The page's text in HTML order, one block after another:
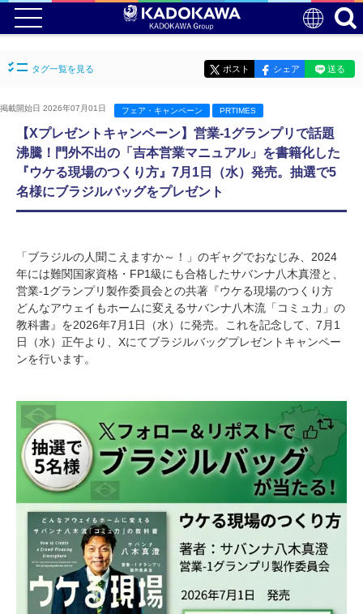
タグ一覧を見る ポスト シェア 送る
掲載開始日 2026年07月01日 フェア・キャンペーン PRTIMES
【Xプレゼントキャンペーン】営業-1グランプリで話題
沸騰！門外不出の「吉本営業マニュアル」を書籍化した
『ウケる現場のつくり方』7月1日（水）発売。抽選で5
名様にブラジルバッグをプレゼント
「ブラジルの人聞こえますか～！」のギャグでおなじみ、2024
年には難関国家資格・FP1級にも合格したサバンナ八木真澄と、
営業-1グランプリ製作委員会との共著『ウケる現場のつくり方
どんなアウェイもホームに変えるサバンナ八木流「コミュ力」の
教科書』を2026年7月1日（水）に発売。これを記念して、7月1
日（水）正午より、Xにてブラジルバッグプレゼントキャンペー
ンを行います。